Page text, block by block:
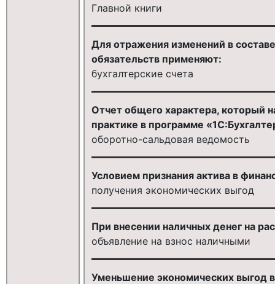
Главной книги
Для отражения изменений в
обязательств применяют:
бухгалтерские счета
Отчет общего характера, который
практике в программе
оборотно-сальдовая ведомость
Условием признания актива в
получения экономических выгод
При внесении наличных денег на
объявление на взнос наличными
Уменьшение экономических выгод